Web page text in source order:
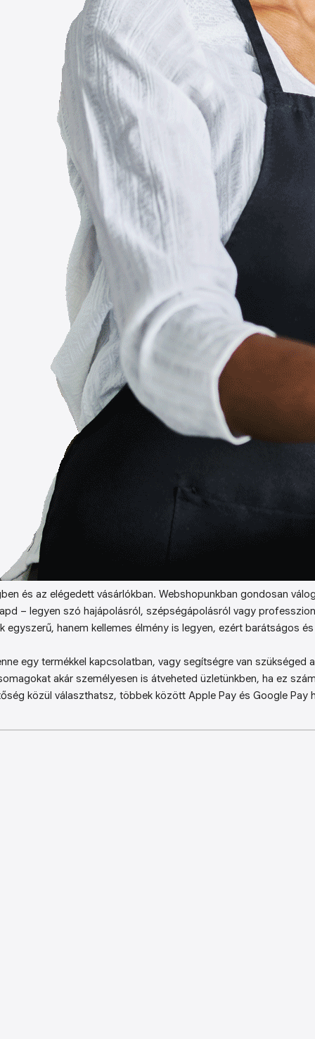
és az elégedett vásárlókban. Webshopunkban gondosan
– legyen szó hajápolásról, szépségápolásról vagy
egyszerű, hanem kellemes élmény is legyen, ezért barátságos
egy termékkel kapcsolatban, vagy segítségre van szükséged
akár személyesen is átveheted üzletünkben, ha ez
közül választhatsz, többek között Apple Pay és Google Pay